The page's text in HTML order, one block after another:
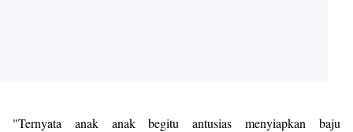
"Ternyata anak anak begitu antusias menyiapkan baju